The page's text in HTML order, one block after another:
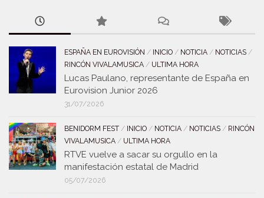
ESPAÑA EN EUROVISIÓN / INICIO / NOTICIA / NOTICIAS /
RINCÓN VIVALAMUSICA / ULTIMA HORA
Lucas Paulano, representante de España en
Eurovision Junior 2026
31/07/2026
BENIDORM FEST / INICIO / NOTICIA / NOTICIAS / RINCÓN
VIVALAMUSICA / ULTIMA HORA
RTVE vuelve a sacar su orgullo en la
manifestación estatal de Madrid
05/07/2026